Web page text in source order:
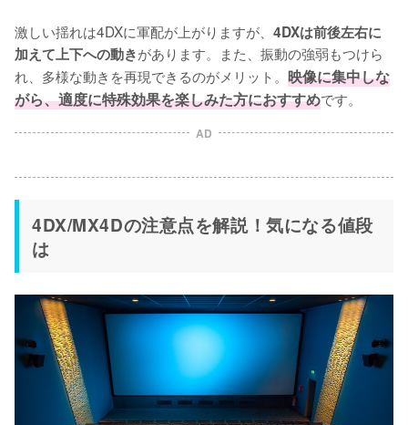
激しい揺れは4DXに軍配が上がりますが、 4DXは前後左右に
加えて上下への動きがあります。また、振動の強弱もつけら
れ、多様な動きを再現できるのがメリット。 映像に集中しな
がら、適度に特殊効果を楽しみた方におすすめです。
AD
4DX/MX4Dの注意点を解説！気になる値段
は